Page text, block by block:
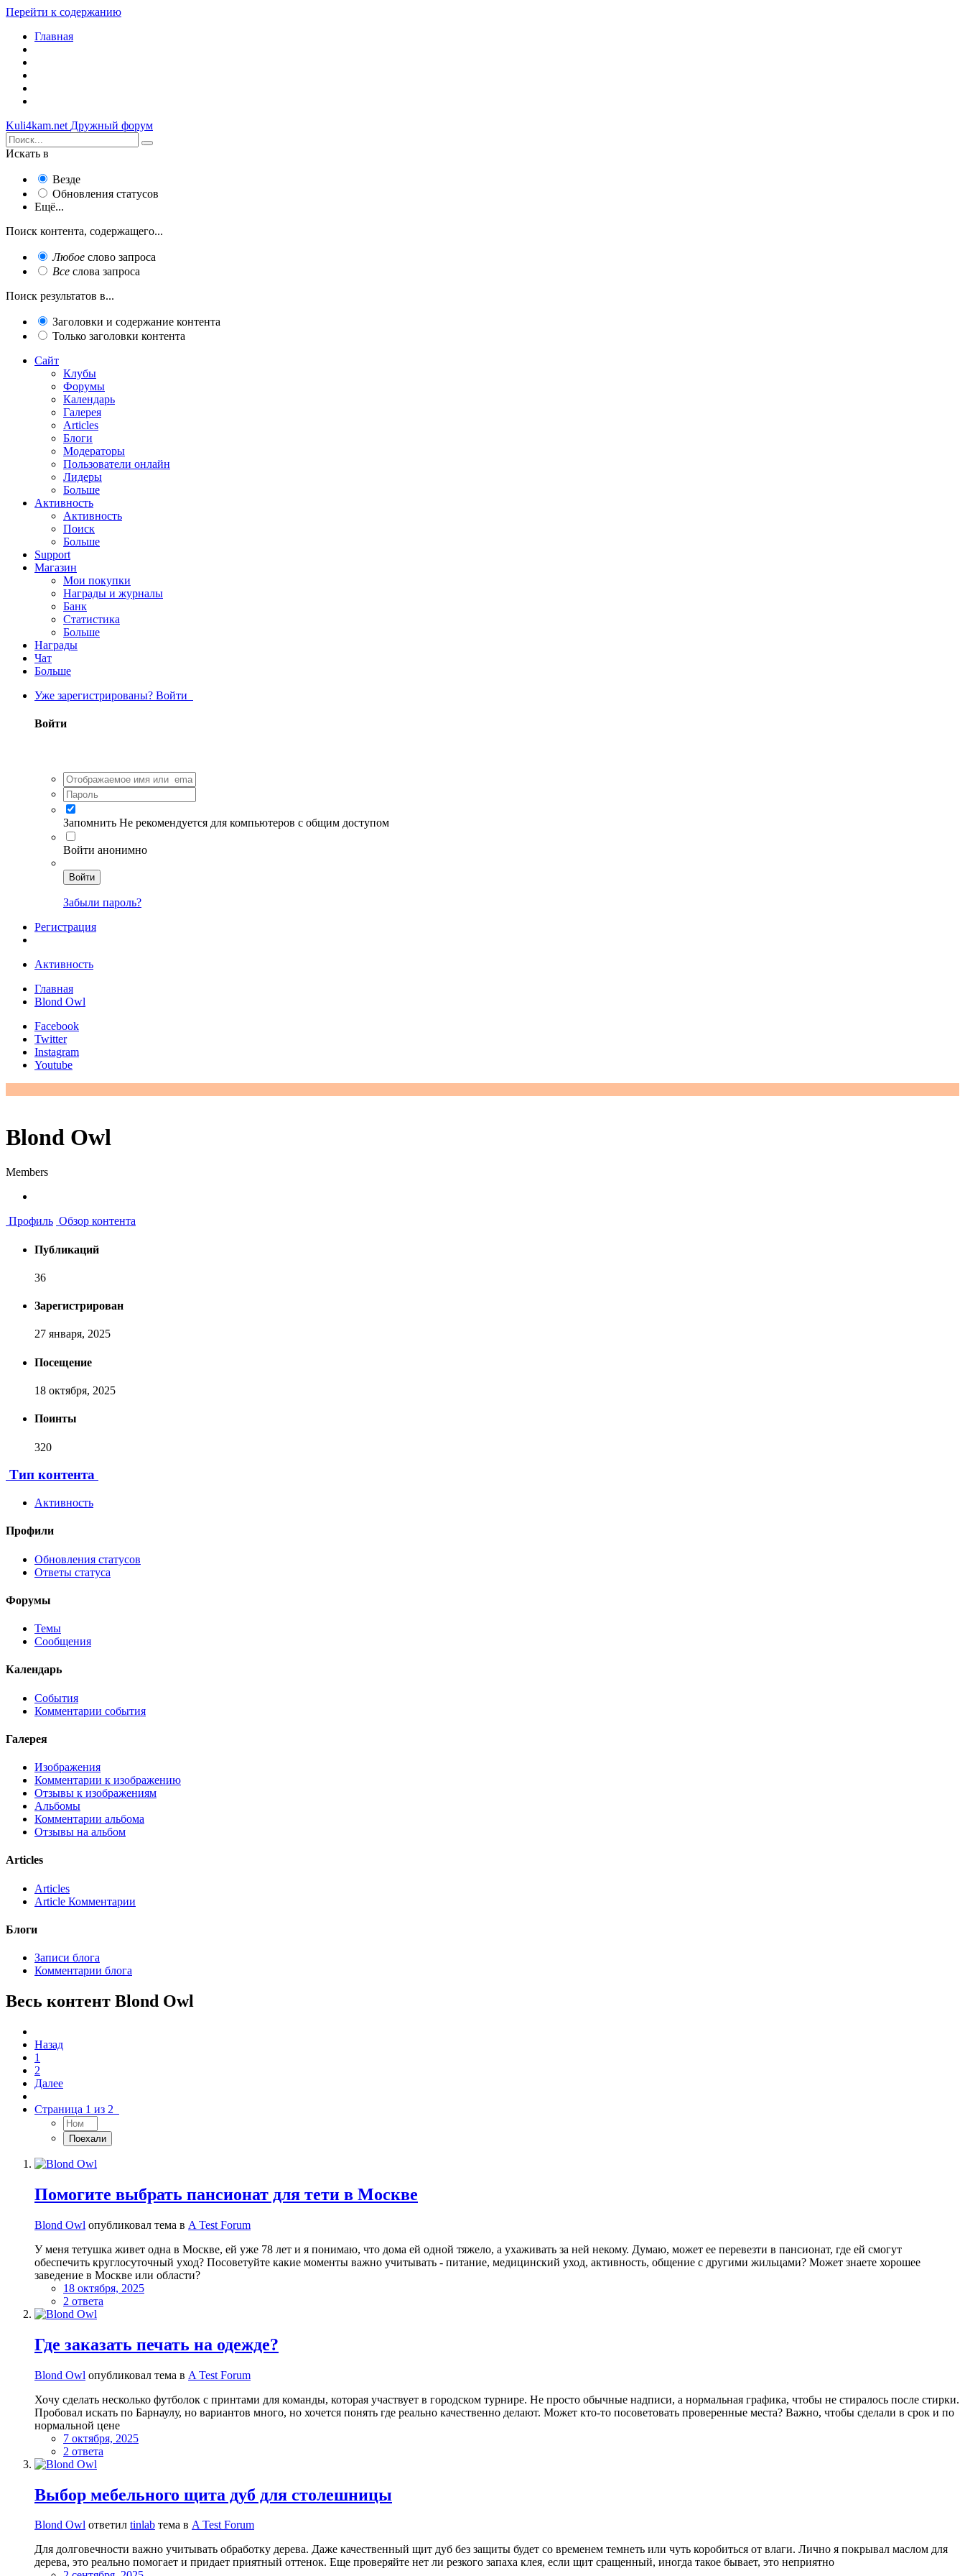
Перейти к содержанию
Главная
Kuli4kam.net Дружный форум
Искать в
Везде
Обновления статусов
Ещё...
Поиск контента, содержащего...
Любое слово запроса
Все слова запроса
Поиск результатов в...
Заголовки и содержание контента
Только заголовки контента
Сайт
Клубы
Форумы
Календарь
Галерея
Articles
Блоги
Модераторы
Пользователи онлайн
Лидеры
Больше
Активность
Активность
Поиск
Больше
Support
Магазин
Мои покупки
Награды и журналы
Банк
Статистика
Больше
Награды
Чат
Больше
Уже зарегистрированы? Войти
Войти
Запомнить Не рекомендуется для компьютеров с общим доступом
Войти анонимно
Войти
Забыли пароль?
Регистрация
Активность
Главная
Blond Owl
Facebook
Twitter
Instagram
Youtube
Blond Owl
Members
Профиль Обзор контента
Публикаций
36
Зарегистрирован
27 января, 2025
Посещение
18 октября, 2025
Поинты
320
Тип контента
Активность
Профили
Обновления статусов
Ответы статуса
Форумы
Темы
Сообщения
Календарь
События
Комментарии события
Галерея
Изображения
Комментарии к изображению
Отзывы к изображениям
Альбомы
Комментарии альбома
Отзывы на альбом
Articles
Articles
Article Комментарии
Блоги
Записи блога
Комментарии блога
Весь контент Blond Owl
Назад
1
2
Далее
Страница 1 из 2
Помогите выбрать пансионат для тети в Москве
Blond Owl опубликовал тема в A Test Forum
У меня тетушка живет одна в Москве, ей уже 78 лет и я понимаю, что дома ей одной тяжело, а ухаживать за ней некому. Думаю, может ее перевезти в пансионат, где ей смогут
обеспечить круглосуточный уход? Посоветуйте какие моменты важно учитывать - питание, медицинский уход, активность, общение с другими жильцами? Может знаете хорошее
заведение в Москве или области?
18 октября, 2025
2 ответа
Где заказать печать на одежде?
Blond Owl опубликовал тема в A Test Forum
Хочу сделать несколько футболок с принтами для команды, которая участвует в городском турнире. Не просто обычные надписи, а нормальная графика, чтобы не стиралось после стирки.
Пробовал искать по Барнаулу, но вариантов много, но хочется понять где реально качественно делают. Может кто-то посоветовать проверенные места? Важно, чтобы сделали в срок и по
нормальной цене
7 октября, 2025
2 ответа
Выбор мебельного щита дуб для столешницы
Blond Owl ответил tinlab тема в A Test Forum
Для долговечности важно учитывать обработку дерева. Даже качественный щит дуб без защиты будет со временем темнеть или чуть коробиться от влаги. Лично я покрывал маслом для
дерева, это реально помогает и придает приятный оттенок. Еще проверяйте нет ли резкого запаха клея, если щит сращенный, иногда такое бывает, это неприятно